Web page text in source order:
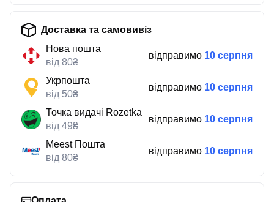
Доставка та самовивіз
Нова пошта
від 80₴
відправимо 10 серпня
Укрпошта
від 50₴
відправимо 10 серпня
Точка видачі Rozetka
від 49₴
відправимо 10 серпня
Meest Пошта
від 80₴
відправимо 10 серпня